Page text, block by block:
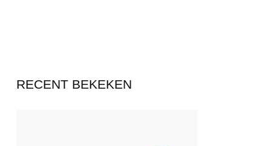
RECENT BEKEKEN